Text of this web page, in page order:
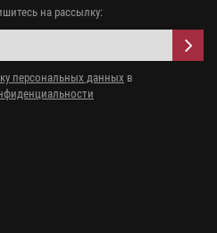
на рассылку:
персональных данных в